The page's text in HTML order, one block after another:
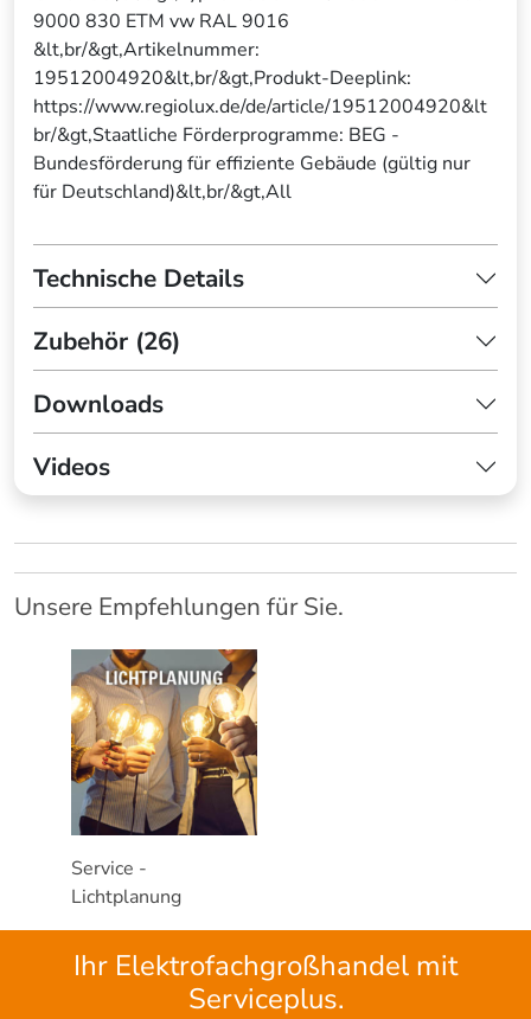
9000 830 ETM vw RAL 9016
&lt,br/&gt,Artikelnummer:
19512004920&lt,br/&gt,Produkt-Deeplink:
https://www.regiolux.de/de/article/19512004920&lt
br/&gt,Staatliche Förderprogramme: BEG -
Bundesförderung für effiziente Gebäude (gültig nur
für Deutschland)&lt,br/&gt,All
Technische Details
Zubehör (26)
Downloads
Videos
Unsere Empfehlungen für Sie.
Service -
Lichtplanung
Ihr Elektrofachgroßhandel mit
Serviceplus.